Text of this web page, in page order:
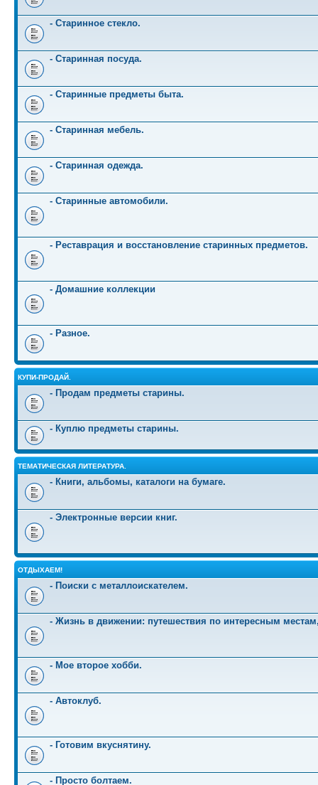
- Старинное стекло.
- Старинная посуда.
- Старинные предметы быта.
- Старинная мебель.
- Старинная одежда.
- Старинные автомобили.
- Реставрация и восстановление старинных предметов.
- Домашние коллекции
- Разное.
КУПИ-ПРОДАЙ.
- Продам предметы старины.
- Куплю предметы старины.
ТЕМАТИЧЕСКАЯ ЛИТЕРАТУРА.
- Книги, альбомы, каталоги на бумаге.
- Электронные версии книг.
ОТДЫХАЕМ!
- Поиски с металлоискателем.
- Жизнь в движении: путешествия по интересным
- Мое второе хобби.
- Автоклуб.
- Готовим вкуснятину.
- Просто болтаем.